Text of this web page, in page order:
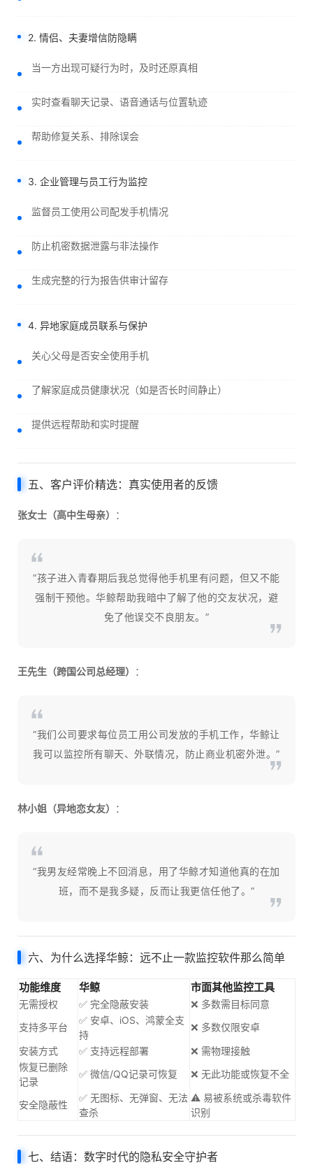
2. 情侣、夫妻增信防隐瞒
当一方出现可疑行为时，及时还原真相
实时查看聊天记录、语音通话与位置轨迹
帮助修复关系、排除误会
3. 企业管理与员工行为监控
监督员工使用公司配发手机情况
防止机密数据泄露与非法操作
生成完整的行为报告供审计留存
4. 异地家庭成员联系与保护
关心父母是否安全使用手机
了解家庭成员健康状况（如是否长时间静止）
提供远程帮助和实时提醒
五、客户评价精选：真实使用者的反馈
张女士（高中生母亲） ：
“孩子进入青春期后我总觉得他手机里有问题，但又不能
强制干预他。华鲸帮助我暗中了解了他的交友状况，避
免了他误交不良朋友。”
王先生（跨国公司总经理） ：
“我们公司要求每位员工用公司发放的手机工作，华鲸让
我可以监控所有聊天、外联情况，防止商业机密外泄。”
林小姐（异地恋女友） ：
“我男友经常晚上不回消息，用了华鲸才知道他真的在加
班，而不是我多疑，反而让我更信任他了。”
六、为什么选择华鲸：远不止一款监控软件那么简单
功能维度 华鲸 市面其他监控工具
无需授权 ✅ 完全隐蔽安装
❌ 多数需目标同意
支持多平台
✅ 安卓、iOS、鸿蒙全支
持
❌ 多数仅限安卓
安装方式
✅ 支持远程部署
❌ 需物理接触
恢复已删除
记录
✅ 微信/QQ记录可恢复 ❌ 无此功能或恢复不全
安全隐蔽性
✅ 无图标、无弹窗、无法
查杀
⚠️ 易被系统或杀毒软件
识别
七、结语：数字时代的隐私安全守护者